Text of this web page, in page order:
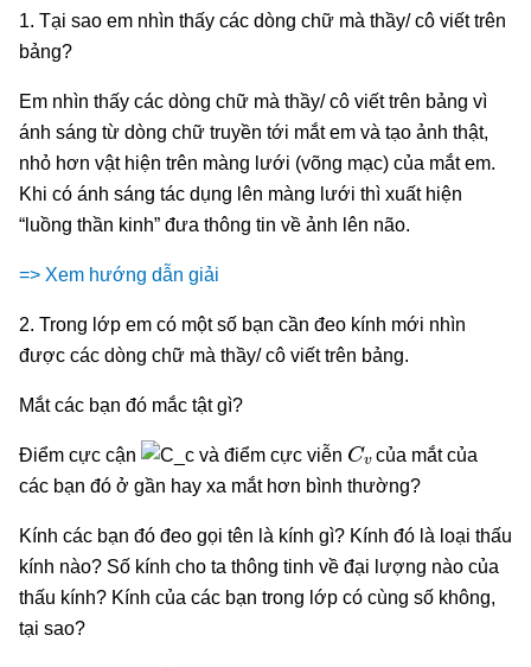
1. Tại sao em nhìn thấy các dòng chữ mà thầy/ cô viết trên
bảng?
Em nhìn thấy các dòng chữ mà thầy/ cô viết trên bảng vì
ánh sáng từ dòng chữ truyền tới mắt em và tạo ảnh thật,
nhỏ hơn vật hiện trên màng lưới (võng mạc) của mắt em.
Khi có ánh sáng tác dụng lên màng lưới thì xuất hiện
“luồng thần kinh” đưa thông tin về ảnh lên não.
=> Xem hướng dẫn giải
2. Trong lớp em có một số bạn cần đeo kính mới nhìn
được các dòng chữ mà thầy/ cô viết trên bảng.
Mắt các bạn đó mắc tật gì?
Điểm cực cận và điểm cực viễn
Cv
của mắt của
các bạn đó ở gần hay xa mắt hơn bình thường?
Kính các bạn đó đeo gọi tên là kính gì? Kính đó là loại thấu
kính nào? Số kính cho ta thông tinh về đại lượng nào của
thấu kính? Kính của các bạn trong lớp có cùng số không,
tại sao?